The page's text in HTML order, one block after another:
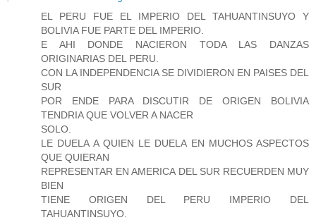
EL PERU FUE EL IMPERIO DEL TAHUANTINSUYO Y
BOLIVIA FUE PARTE DEL IMPERIO.
E AHI DONDE NACIERON TODA LAS DANZAS
ORIGINARIAS DEL PERU.
CON LA INDEPENDENCIA SE DIVIDIERON EN PAISES DEL
SUR
POR ENDE PARA DISCUTIR DE ORIGEN BOLIVIA
TENDRIA QUE VOLVER A NACER
SOLO.
LE DUELA A QUIEN LE DUELA EN MUCHOS ASPECTOS
QUE QUIERAN
REPRESENTAR EN AMERICA DEL SUR RECUERDEN MUY
BIEN
TIENE ORIGEN DEL PERU IMPERIO DEL
TAHUANTINSUYO.